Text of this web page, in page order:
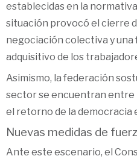
establecidas en la
situación provocó el cierre
negociación colectiva y
adquisitivo de los
Asimismo, la federación
sector se encuentran entre
el retorno de la democracia
Nuevas medidas de
Ante este escenario, el